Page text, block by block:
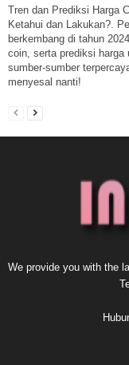
Tren dan Prediksi Harga
Ketahui dan Lakukan?.
berkembang di tahun
coin, serta prediksi harga
sumber-sumber
menyesal nanti!
We provide you with the